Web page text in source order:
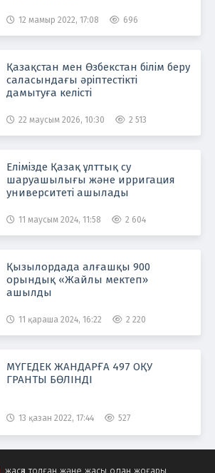
12 мамыр 2022, 17:08 696
Қазақстан мен Өзбекстан білім беру
саласындағы әріптестікті
дамытуға келісті
22 маусым 2026, 10:30 2 513
Елімізде Қазақ ұлттық су
шаруашылығы және ирригация
университеті ашылады
11 маусым 2024, 11:58 2 604
Қызылордада алғашқы 900
орындық «Жайлы мектеп»
ашылды
11 қараша 2024, 16:22 2 220
МҮГЕДЕК ЖАНДАРҒА 497 ОҚУ
ГРАНТЫ БӨЛІНДІ
13 қазан 2022, 17:44 527
жасқа толған және жасы одан жоғары